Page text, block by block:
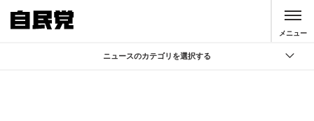
メニュー
ニュースのカテゴリを選択する